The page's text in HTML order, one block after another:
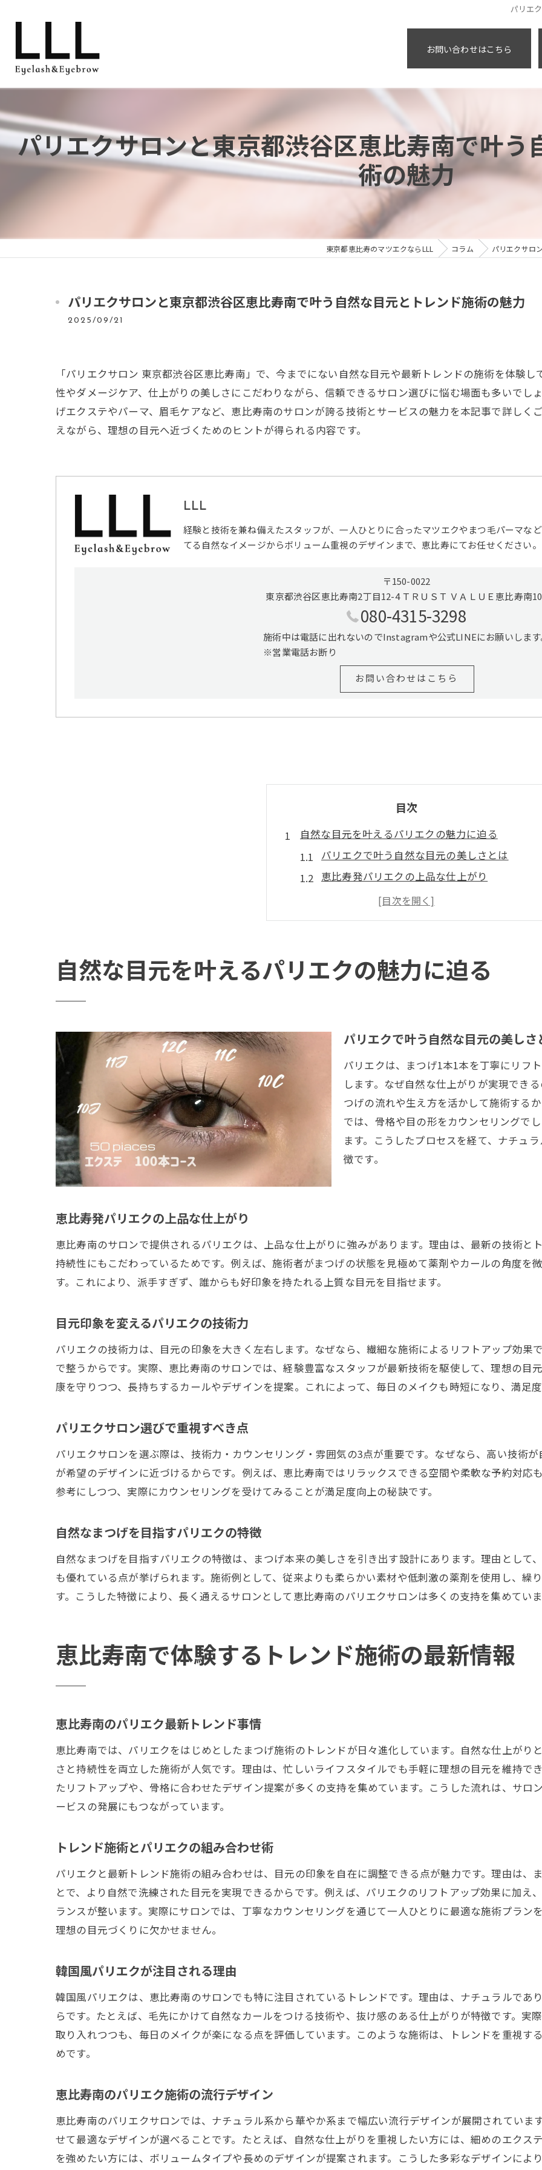
パリエ
お問い合わせはこちら
パリエクサロンと東京都渋谷区恵比寿南で叶う
術の魅力
東京都恵比寿のマツエクならLLL コラム パリエクサロ
パリエクサロンと東京都渋谷区恵比寿南で叶う自然な目元とトレンド施術の魅力
2025/09/21
「パリエクサロン 東京都渋谷区恵比寿南」で、今までにない自然な目元や最新トレンドの施術を体験
性やダメージケア、仕上がりの美しさにこだわりながら、信頼できるサロン選びに悩む場面も多いでし
げエクステやパーマ、眉毛ケアなど、恵比寿南のサロンが誇る技術とサービスの魅力を本記事で詳しく
えながら、理想の目元へ近づくためのヒントが得られる内容です。
LLL
経験と技術を兼ね備えたスタッフが、一人ひとりに合ったマツエクやまつ毛パーマな
てる自然なイメージからボリューム重視のデザインまで、恵比寿にてお任せください。
〒150-0022
東京都渋谷区恵比寿南2丁目12-4 ＴＲＵＳＴ ＶＡＬＵＥ恵比寿南
080-4315-3298
施術中は電話に出れないのでInstagramや公式LINEにお願いしま
※営業電話お断り
お問い合わせはこちら
目次
自然な目元を叶えるパリエクの魅力に迫る
パリエクで叶う自然な目元の美しさとは
恵比寿発パリエクの上品な仕上がり
目元印象を変えるパリエクの技術力
パリエクサロン選びで重視すべき点
恵比寿南で体験するトレンド施術の最新情報
恵比寿南のパリエク最新トレンド事情
恵比寿南のパリエク施術の流行デザイン
最新パリエク施術の体験談まとめ
パリエクで理想の目元を実現したい方へ
パリエクで叶う理想の目元づくり事例
目元悩みに応えるパリエクの対応力
パリエクで自信が持てる仕上がりを実感
パリエクの持続性を高める施術方法
まつげパーマとパリエクの違いと特徴
パリエク施術後の正しいケア方法
口コミで話題のパリエク施術を徹底解説
口コミから見たパリエク施術の評判
パリエク体験者が語る仕上がりの満足度
パリエク施術に関するよくある相談
恵比寿南の人気サロンで受ける丁寧なケア
恵比寿南のパリエクサロンのこだわり
パリエク施術中の安心できる対応とは
サロンスタッフによる細やかな気配り
自然な目元を叶えるパリエクの魅力に迫る
パリエクで叶う自然な目元の美しさ
パリエクは、まつげ1本1本を丁寧にリフ
します。なぜ自然な仕上がりが実現でき
つげの流れや生え方を活かして施術する
では、骨格や目の形をカウンセリングで
ます。こうしたプロセスを経て、ナチュ
徴です。
恵比寿発パリエクの上品な仕上がり
恵比寿南のサロンで提供されるパリエクは、上品な仕上がりに強みがあります。理由は、最新の技術と
持続性にもこだわっているためです。例えば、施術者がまつげの状態を見極めて薬剤やカールの角度を
す。これにより、派手すぎず、誰からも好印象を持たれる上質な目元を目指せます。
目元印象を変えるパリエクの技術力
パリエクの技術力は、目元の印象を大きく左右します。なぜなら、繊細な施術によるリフトアップ効果
で整うからです。実際、恵比寿南のサロンでは、経験豊富なスタッフが最新技術を駆使して、理想の目
康を守りつつ、長持ちするカールやデザインを提案。これによって、毎日のメイクも時短になり、満足
パリエクサロン選びで重視すべき点
パリエクサロンを選ぶ際は、技術力・カウンセリング・雰囲気の3点が重要です。なぜなら、高い技術
が希望のデザインに近づけるからです。例えば、恵比寿南ではリラックスできる空間や柔軟な予約対応
参考にしつつ、実際にカウンセリングを受けてみることが満足度向上の秘訣です。
自然なまつげを目指すパリエクの特徴
自然なまつげを目指すパリエクの特徴は、まつげ本来の美しさを引き出す設計にあります。理由として
も優れている点が挙げられます。施術例として、従来よりも柔らかい素材や低刺激の薬剤を使用し、繰
す。こうした特徴により、長く通えるサロンとして恵比寿南のパリエクサロンは多くの支持を集めてい
恵比寿南で体験するトレンド施術の最新情報
恵比寿南のパリエク最新トレンド事情
恵比寿南では、パリエクをはじめとしたまつげ施術のトレンドが日々進化しています。自然な仕上がり
さと持続性を両立した施術が人気です。理由は、忙しいライフスタイルでも手軽に理想の目元を維持で
たリフトアップや、骨格に合わせたデザイン提案が多くの支持を集めています。こうした流れは、サロ
ービスの発展にもつながっています。
トレンド施術とパリエクの組み合わせ術
パリエクと最新トレンド施術の組み合わせは、目元の印象を自在に調整できる点が魅力です。理由は、
とで、より自然で洗練された目元を実現できるからです。例えば、パリエクのリフトアップ効果に加え
ランスが整います。実際にサロンでは、丁寧なカウンセリングを通じて一人ひとりに最適な施術プラン
理想の目元づくりに欠かせません。
韓国風パリエクが注目される理由
韓国風パリエクは、恵比寿南のサロンでも特に注目されているトレンドです。理由は、ナチュラルであ
らです。たとえば、毛先にかけて自然なカールをつける技術や、抜け感のある仕上がりが特徴です。実
取り入れつつも、毎日のメイクが楽になる点を評価しています。このような施術は、トレンドを重視す
めです。
恵比寿南のパリエク施術の流行デザイン
恵比寿南のパリエクサロンでは、ナチュラル系から華やか系まで幅広い流行デザインが展開されていま
せて最適なデザインが選べることです。たとえば、自然な仕上がりを重視したい方には、細めのエクス
を強めたい方には、ボリュームタイプや長めのデザインが提案されます。こうした多彩なデザインによ